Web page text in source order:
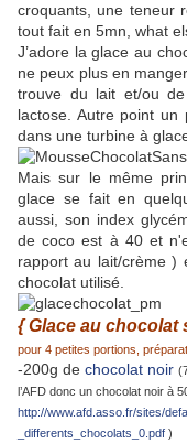
croquants, une teneur
tout fait en 5mn, what
J’adore la glace au
ne peux plus en
trouve du lait et/ou
lactose. Autre point un
dans une turbine à
Mais sur le même
glace se fait en
aussi, son index
de coco est à 40 et
rapport au lait/crème )
chocolat utilisé.
{ Glace au chocolat
pour 4 petites portions,
-200g de chocolat noir
l’AFD donc un chocolat noir à
http://www.afd.asso.fr/sites/
_differents_chocolats_0.pdf )